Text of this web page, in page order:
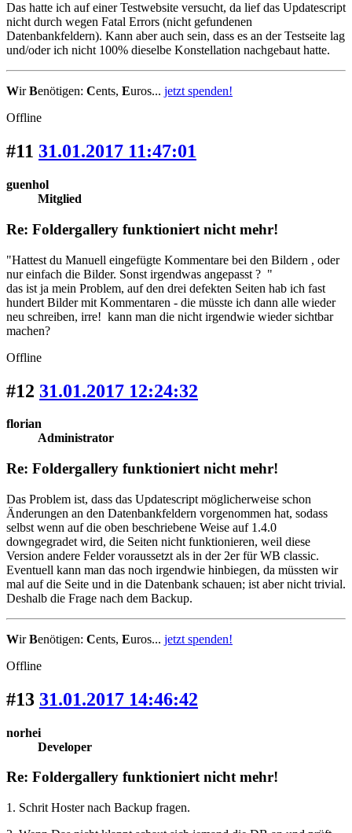
Das hatte ich auf einer Testwebsite versucht, da lief das Updatescript
nicht durch wegen Fatal Errors (nicht gefundenen
Datenbankfeldern). Kann aber auch sein, dass es an der Testseite lag
und/oder ich nicht 100% dieselbe Konstellation nachgebaut hatte.
WirBenötigen: Cents, Euros... jetzt spenden!
Offline
#11 31.01.2017 11:47:01
guenhol
Mitglied
Re: Foldergallery funktioniert nicht mehr!
"Hattest du Manuell eingefügte Kommentare bei den Bildern , oder
nur einfach die Bilder. Sonst irgendwas angepasst ? "
das ist ja mein Problem, auf den drei defekten Seiten hab ich fast
hundert Bilder mit Kommentaren - die müsste ich dann alle wieder
neu schreiben, irre! kann man die nicht irgendwie wieder sichtbar
machen?
Offline
#12 31.01.2017 12:24:32
florian
Administrator
Re: Foldergallery funktioniert nicht mehr!
Das Problem ist, dass das Updatescript möglicherweise schon
Änderungen an den Datenbankfeldern vorgenommen hat, sodass
selbst wenn auf die oben beschriebene Weise auf 1.4.0
downgegradet wird, die Seiten nicht funktionieren, weil diese
Version andere Felder voraussetzt als in der 2er für WB classic.
Eventuell kann man das noch irgendwie hinbiegen, da müssten wir
mal auf die Seite und in die Datenbank schauen; ist aber nicht trivial.
Deshalb die Frage nach dem Backup.
WirBenötigen: Cents, Euros... jetzt spenden!
Offline
#13 31.01.2017 14:46:42
norhei
Developer
Re: Foldergallery funktioniert nicht mehr!
1. Schrit Hoster nach Backup fragen.